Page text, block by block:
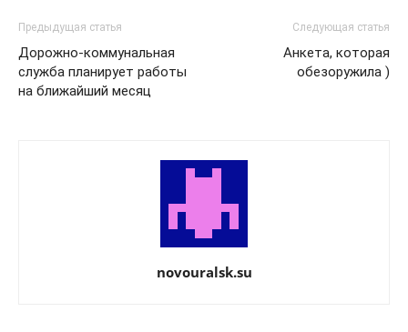
Предыдущая статья
Дорожно-коммунальная
служба планирует работы
на ближайший месяц
Следующая статья
Анкета, которая
обезоружила )
novouralsk.su